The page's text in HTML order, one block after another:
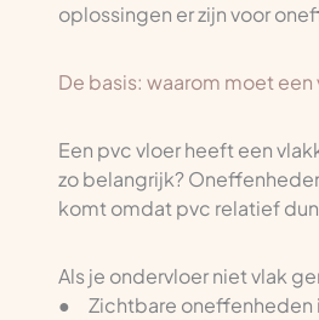
oplossingen er zijn voor
De basis: waarom moet een
Een pvc vloer heeft een
zo belangrijk?
komt omdat pvc relatief
Als je ondervloer niet vlak
● Zichtbare oneffenheden